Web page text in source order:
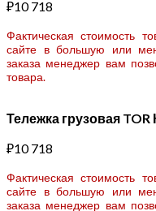
₽10 718
Фактическая стоимость
сайте в большую или
заказа менеджер вам
товара.
Тележка грузовая TOR
₽10 718
Фактическая стоимость
сайте в большую или
заказа менеджер вам